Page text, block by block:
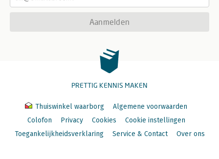
Aanmelden
PRETTIG KENNIS MAKEN
Thuiswinkel waarborg
Algemene voorwaarden
Colofon
Privacy Cookies
Cookie instellingen
Toegankelijkheidsverklaring
Service & Contact Over ons